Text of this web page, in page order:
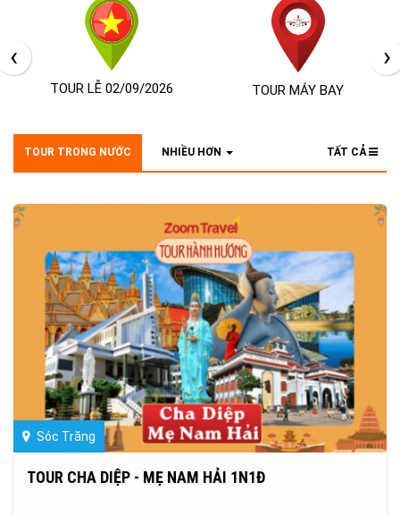
TOUR LỄ 02/09/2026 TOUR MÁY BAY
‹ ›
TOUR TRONG NƯỚC NHIỀU HƠN TẤT CẢ
Sóc Trăng
TOUR CHA DIỆP - MẸ NAM HẢI 1N1Đ